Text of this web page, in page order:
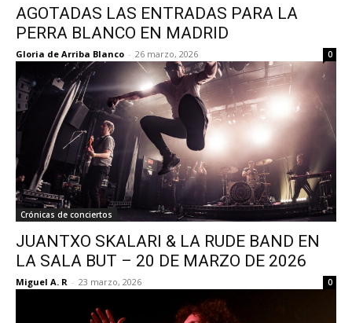
AGOTADAS LAS ENTRADAS PARA LA
PERRA BLANCO EN MADRID
Gloria de Arriba Blanco - 26 marzo, 2026 0
Crónicas de conciertos
JUANTXO SKALARI & LA RUDE BAND EN
LA SALA BUT – 20 DE MARZO DE 2026
Miguel A. R - 23 marzo, 2026 0